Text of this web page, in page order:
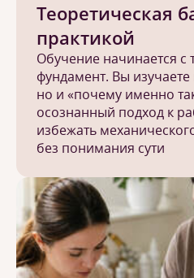
Теоретическая
практикой
Обучение начинается с
фундамент. Вы изучаете
но и «почему именно
осознанный подход к
избежать
без понимания сути